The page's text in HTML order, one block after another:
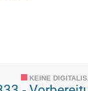
KEINE